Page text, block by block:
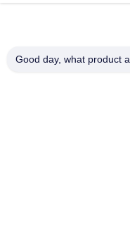
Alat Uji Laboratorium
Good day, what product